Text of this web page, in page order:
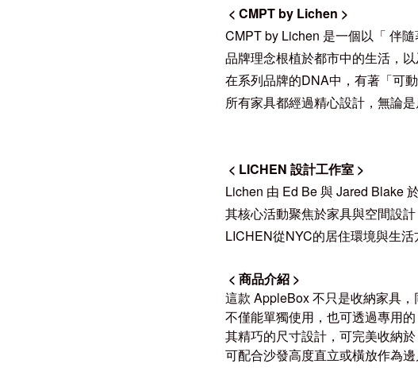
< CMPT by Lichen >
CMPT by Lichen 是一個以「 伴
品牌理念根植於都市中的生活，
在系列品牌的DNA中，有著「可動
所有家具都經過精心設計，無論
< LICHEN 設計工作室 >
Lichen 由 Ed Be 與 Jared Blake
其核心活動聚焦於家具與空間設
LICHEN從NYC的居住環境與生
< 商品介紹 >
這款 AppleBox不只是收納家具，
不僅能單獨使用，也可透過專用
其精巧的尺寸設計，可完美收納
可配合沙發高度直立或橫放作為邊